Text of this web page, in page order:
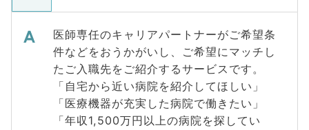
医師専任のキャリアパートナーがご希望条
件などをおうかがいし、ご希望にマッチし
たご入職先をご紹介するサービスです。
「自宅から近い病院を紹介してほしい」
「医療機器が充実した病院で働きたい」
「年収1,500万円以上の病院を探してい